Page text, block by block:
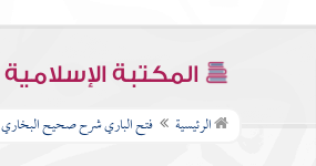
المكتبة الإسلامية
الرئيسية فتح الباري شرح صحيح البخاري
كتاب فضائل الصحابة
كتاب مناقب الأنصار
كتاب المغازي